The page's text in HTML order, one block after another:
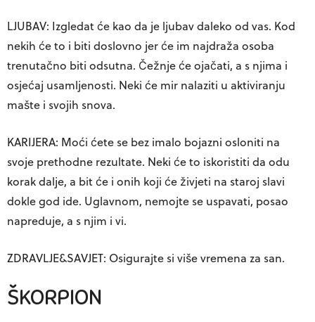
LJUBAV: Izgledat će kao da je ljubav daleko od vas. Kod
nekih će to i biti doslovno jer će im najdraža osoba
trenutačno biti odsutna. Čežnje će ojačati, a s njima i
osjećaj usamljenosti. Neki će mir nalaziti u aktiviranju
mašte i svojih snova.
KARIJERA: Moći ćete se bez imalo bojazni osloniti na
svoje prethodne rezultate. Neki će to iskoristiti da odu
korak dalje, a bit će i onih koji će živjeti na staroj slavi
dokle god ide. Uglavnom, nemojte se uspavati, posao
napreduje, a s njim i vi.
ZDRAVLJE&SAVJET: Osigurajte si više vremena za san.
ŠKORPION